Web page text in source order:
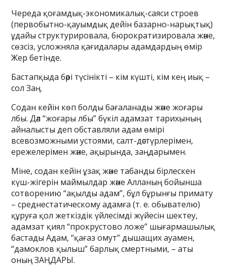
Череда қоғамдық-экономикалық-саяси строев
(первобытно-қауымдық дейін базарно-нарықтық)
ұдайы структурировала, бюрократизировала және,
сөзсіз, усложняла қағидалары адамдардың өмір
Жер бетінде.
Бастапқыда бәрі түсінікті – кім күшті, кім кең иық –
сол Заң.
Содан кейін көп болды бағаланады және жоғары
лбы. Дәл “жоғары лбы” бүкіл адамзат тарихының
айналысты деп обставляли адам өмірі
всевозможными устоями, салт-дәстүрлерімен,
ережелерімен және, ақырында, заңдарымен.
Міне, содан кейін ұзақ және табанды бірлескен
күш-жігерін маймылдар және Алланың бойынша
сотворению “ақылды адам”, бұл бұрынғы примату
– среднестатическому адамға (т. е. обывателю)
құруға қол жеткіздік үйлесімді жүйесін шектеу,
адамзат қиял “прокрустово ложе” шығармашылық
бастады Адам, “қағаз омут” дышащих ауамен,
“дамоклов қылыш” барлық смертными, – аты
оның ЗАҢДАРЫ.